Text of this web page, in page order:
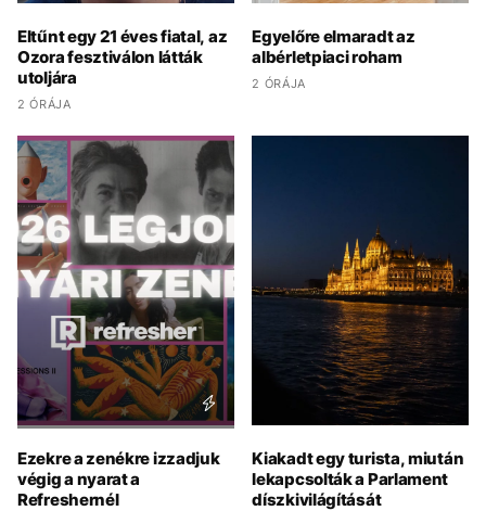
Eltűnt egy 21 éves fiatal, az
Ozora fesztiválon látták
utoljára
2 ÓRÁJA
Egyelőre elmaradt az
albérletpiaci roham
2 ÓRÁJA
Ezekre a zenékre izzadjuk
végig a nyarat a
Refreshernél
Kiakadt egy turista, miután
lekapcsolták a Parlament
díszkivilágítását